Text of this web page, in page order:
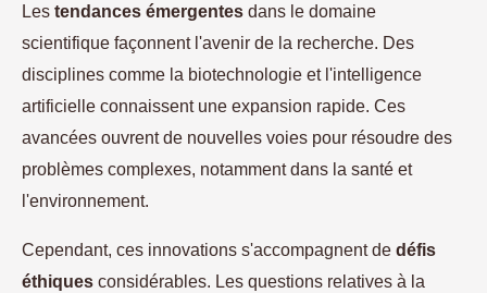
Les tendances émergentes dans le domaine
scientifique façonnent l'avenir de la recherche. Des
disciplines comme la biotechnologie et l'intelligence
artificielle connaissent une expansion rapide. Ces
avancées ouvrent de nouvelles voies pour résoudre des
problèmes complexes, notamment dans la santé et
l'environnement.
Cependant, ces innovations s'accompagnent de défis
éthiques considérables. Les questions relatives à la